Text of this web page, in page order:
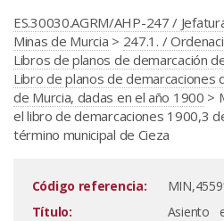
ES.30030.AGRM/AHP-247 /
Minas de Murcia > 247.1. /
Libros de planos de demarcación
Libro de planos de demarcaciones
de Murcia, dadas en el año 1900 >
el libro de demarcaciones 1900,3
término municipal de Cieza
Código referencia:
Título:
Asiento